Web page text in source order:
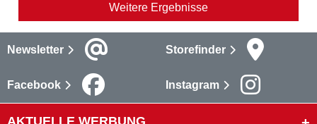
Weitere Ergebnisse
Newsletter Storefinder
Facebook Instagram